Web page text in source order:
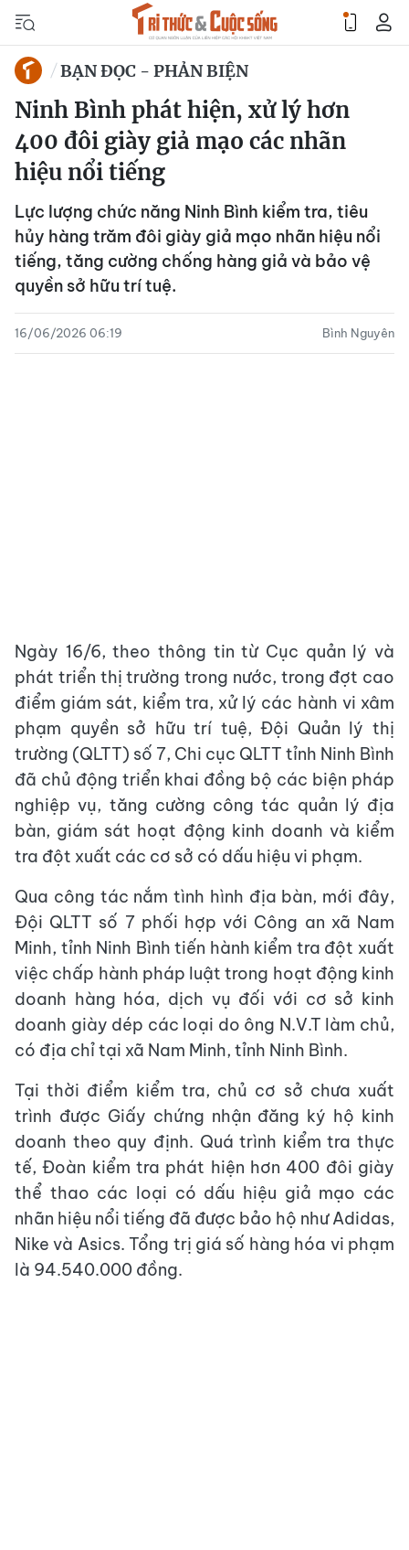
BẠN ĐỌC - PHẢN BIỆN
Ninh Bình phát hiện, xử lý hơn
400 đôi giày giả mạo các nhãn
hiệu nổi tiếng
Lực lượng chức năng Ninh Bình kiểm tra, tiêu
hủy hàng trăm đôi giày giả mạo nhãn hiệu nổi
tiếng, tăng cường chống hàng giả và bảo vệ
quyền sở hữu trí tuệ.
16/06/2026 06:19 Bình Nguyên
Ngày 16/6, theo thông tin từ Cục quản lý và
phát triển thị trường trong nước, trong đợt cao
điểm giám sát, kiểm tra, xử lý các hành vi xâm
phạm quyền sở hữu trí tuệ, Đội Quản lý thị
trường (QLTT) số 7, Chi cục QLTT tỉnh Ninh Bình
đã chủ động triển khai đồng bộ các biện pháp
nghiệp vụ, tăng cường công tác quản lý địa
bàn, giám sát hoạt động kinh doanh và kiểm
tra đột xuất các cơ sở có dấu hiệu vi phạm.
Qua công tác nắm tình hình địa bàn, mới đây,
Đội QLTT số 7 phối hợp với Công an xã Nam
Minh, tỉnh Ninh Bình tiến hành kiểm tra đột xuất
việc chấp hành pháp luật trong hoạt động kinh
doanh hàng hóa, dịch vụ đối với cơ sở kinh
doanh giày dép các loại do ông N.V.T làm chủ,
có địa chỉ tại xã Nam Minh, tỉnh Ninh Bình.
Tại thời điểm kiểm tra, chủ cơ sở chưa xuất
trình được Giấy chứng nhận đăng ký hộ kinh
doanh theo quy định. Quá trình kiểm tra thực
tế, Đoàn kiểm tra phát hiện hơn 400 đôi giày
thể thao các loại có dấu hiệu giả mạo các
nhãn hiệu nổi tiếng đã được bảo hộ như Adidas,
Nike và Asics. Tổng trị giá số hàng hóa vi phạm
là 94.540.000 đồng.